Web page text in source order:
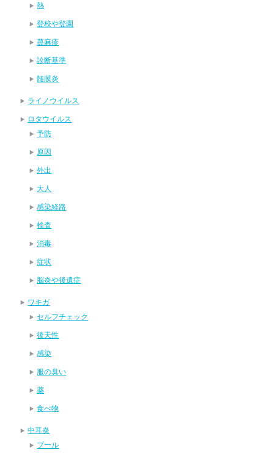
熱
登校や登園
蕁麻疹
診断基準
髄膜炎
ライノウイルス
ロタウイルス
予防
原因
外出
大人
感染経路
検査
消毒
症状
脳炎や後遺症
ワキガ
セルフチェック
後天性
感染
服の臭い
薬
食べ物
中耳炎
プール